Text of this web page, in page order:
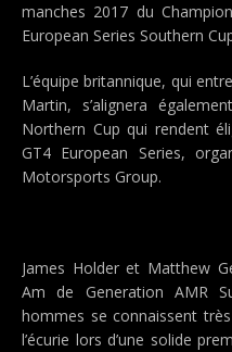
manches 2017 du
European Series Southern
L’équipe britannique, qui
Martin, s’alignera
Northern Cup qui rendent
GT4 European Series,
Motorsports Group.
James Holder et Matthew
Am de Generation AMR
hommes se connaissent
l’écurie lors d’une solide